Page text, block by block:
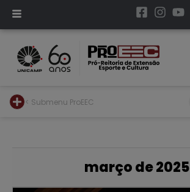
< Submenu ProEEC
março de 2025